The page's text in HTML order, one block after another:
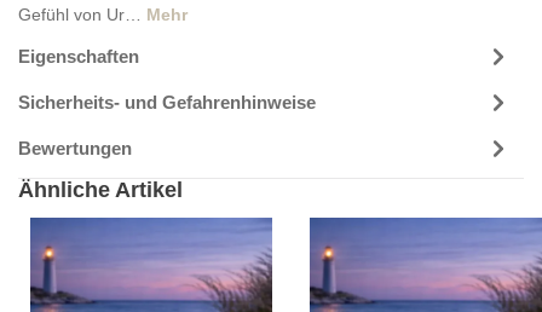
Gefühl von Ur… Mehr
Eigenschaften
Sicherheits- und Gefahrenhinweise
Bewertungen
Ähnliche Artikel